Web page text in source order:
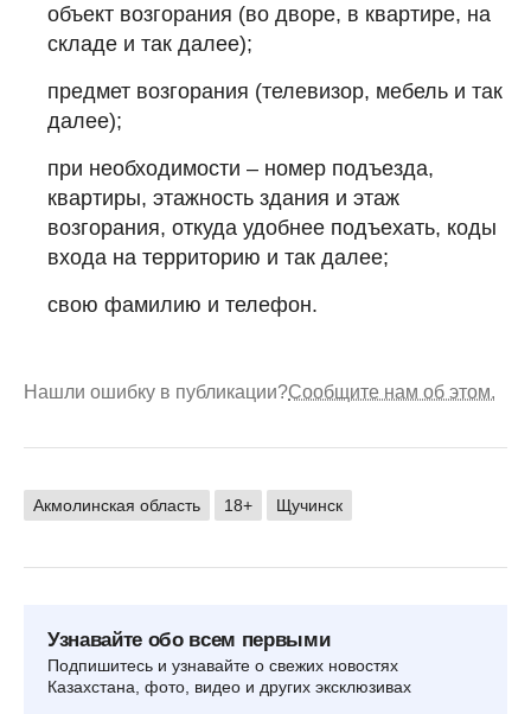
объект возгорания (во дворе, в квартире, на
складе и так далее);
предмет возгорания (телевизор, мебель и так
далее);
при необходимости – номер подъезда,
квартиры, этажность здания и этаж
возгорания, откуда удобнее подъехать, коды
входа на территорию и так далее;
свою фамилию и телефон.
Нашли ошибку в публикации?Сообщите нам об этом.
Акмолинская область 18+ Щучинск
Узнавайте обо всем первыми
Подпишитесь и узнавайте о свежих новостях
Казахстана, фото, видео и других эксклюзивах